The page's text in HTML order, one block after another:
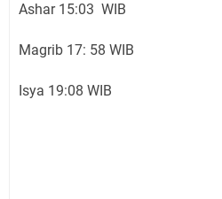
Ashar 15:03 WIB
Magrib 17: 58 WIB
Isya 19:08 WIB